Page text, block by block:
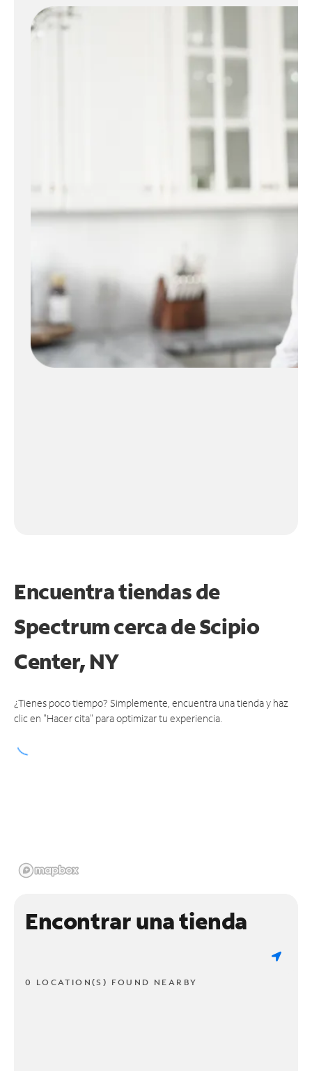
Encuentra tiendas de
Spectrum cerca deScipio
Center, NY
¿Tienes poco tiempo? Simplemente, encuentra una tienda y haz
clic en "Hacer cita" para optimizar tu experiencia.
Encontrar una tienda
0 LOCATION(S) FOUND NEARBY